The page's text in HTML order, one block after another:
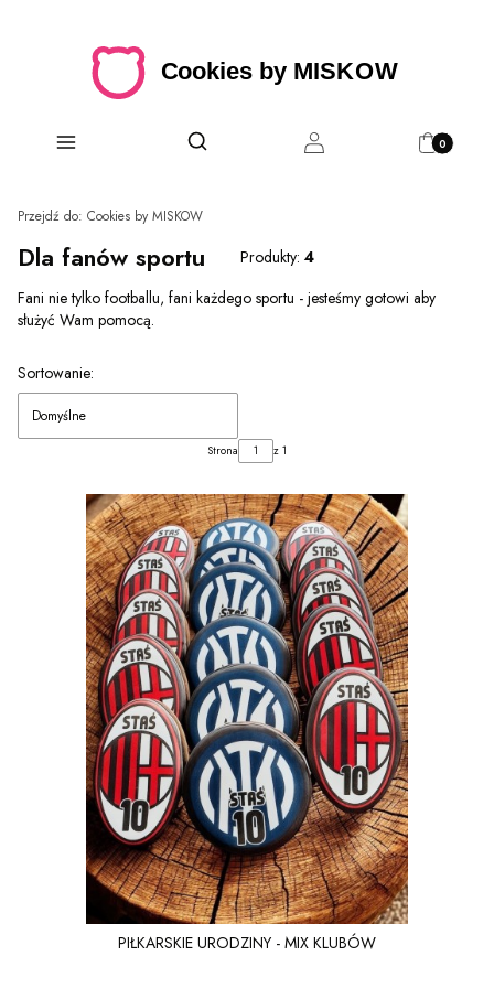
Menu Otwórz wyszukiwarkę
Szukaj Zaloguj się Produkty w
Koszyk
Przejdź do: Cookies by MISKOW
Dla fanów sportu Produkty: 4
Fani nie tylko footballu, fani każdego sportu - jesteśmy gotowi aby
służyć Wam pomocą.
Lista produktów
Sortowanie:
Domyślne
Strona z 1
PIŁKARSKIE URODZINY - MIX KLUBÓW